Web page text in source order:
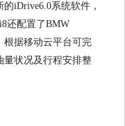
iDrive6.0系统软件，
还配置了BMW
根据移动云平台可完
量状况及行程安排整